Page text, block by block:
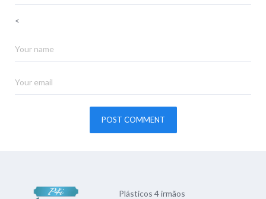
<
Plásticos 4 irmãos